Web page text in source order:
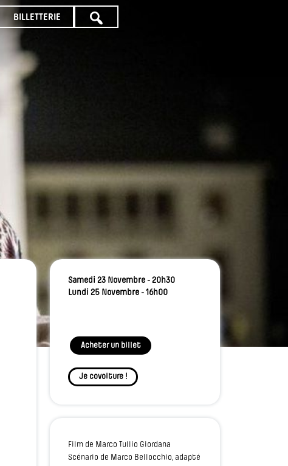
BILLETTERIE
TOUTE
Samedi 23 Novembre - 20h30
Lundi 25 Novembre - 16h00
Acheter un billet
Je covoiture !
Film de Marco Tullio Giordana
Scénario de Marco Bellocchio, adapté